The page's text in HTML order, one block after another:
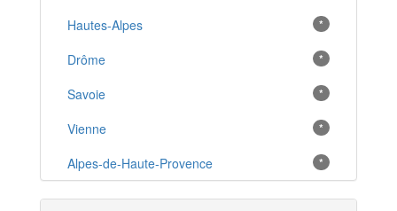
La Tour-du-Pin *
Varces-Allières-et-Risset *
Vienne *
Eybens *
Sassenage *
Saint-Egrève *
Hautes-Alpes *
Drôme *
Savoie *
Vienne *
Alpes-de-Haute-Provence *